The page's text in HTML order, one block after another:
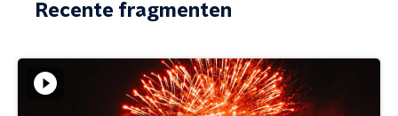
Recente fragmenten